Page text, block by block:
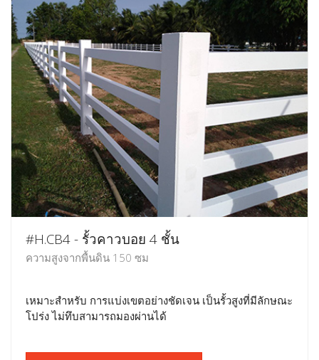
#H.CB4 - รั้วคาวบอย 4 ชั้น
ความสูงจากพื้นดิน 150 ซม
เหมาะสำหรับ การแบ่งเขตอย่างชัดเจน เป็นรั้วสูงที่มีลักษณะ
โปร่ง ไม่ทึบสามารถมองผ่านได้